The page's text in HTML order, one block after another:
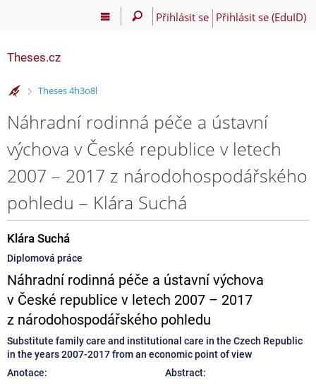
Přihlásit se Přihlásit se (EduID)
Theses.cz
>
Theses 4h3o8l
Náhradní rodinná péče a ústavní
výchova v České republice v letech
2007 – 2017 z národohospodářského
pohledu – Klára Suchá
Klára Suchá
Diplomová práce
Náhradní rodinná péče a ústavní výchova
v České republice v letech 2007 – 2017
z národohospodářského pohledu
Substitute family care and institutional care in the Czech Republic
in the years 2007-2017 from an economic point of view
Anotace:
Abstract: